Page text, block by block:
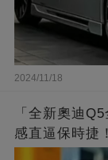
2024/11/18
「全新奧迪
感直逼保時捷